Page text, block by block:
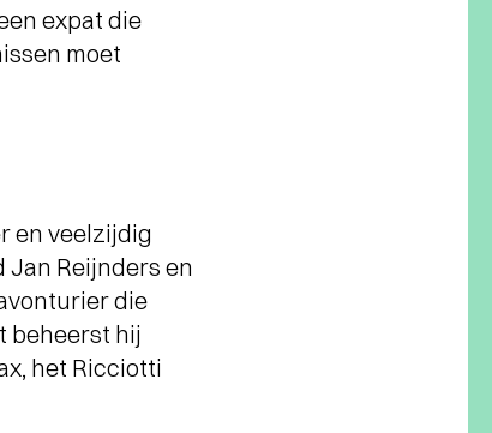
expat die
moet
en veelzijdig
Jan Reijnders en
die
beheerst hij
het Ricciotti